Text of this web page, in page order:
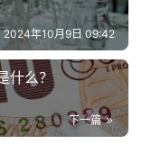
址后，买方要求
息。
系统提示退款成
记录。
2024年10月9日 09:42
什么？
下一篇